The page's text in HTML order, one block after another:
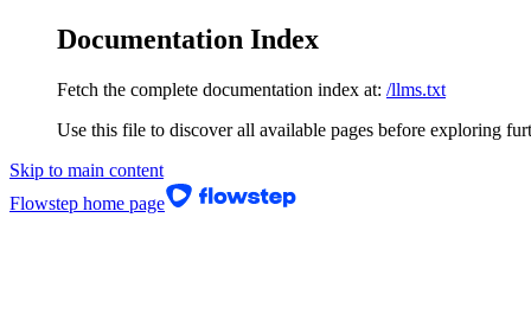
Documentation Index
Fetch the complete documentation index at: /llms.txt
Use this file to discover all available pages before exploring
Skip to main content
Flowstep home page